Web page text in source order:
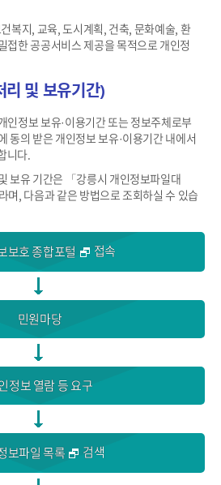
복지, 교육, 도시계획, 건축, 문화예술, 환
접한 공공서비스 제공을 목적으로 개인정
및 보유기간)
인정보 보유·이용기간 또는 정보주체로부
동의 받은 개인정보 보유·이용기간 내에서
니다.
보유 기간은 「강릉시 개인정보파일대
며, 다음과 같은 방법으로 조회하실 수 있습
보호 종합포털 접속
민원마당
정보 열람 등 요구
보파일 목록 검색